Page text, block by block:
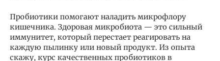
Пробиотики помогают наладить микрофлору
кишечника. Здоровая микробиота — это сильный
иммунитет, который перестает реагировать на
каждую пылинку или новый продукт. Из опыта
скажу, курс качественных пробиотиков в